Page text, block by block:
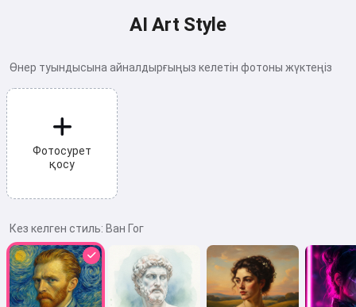
AI Art Style
Өнер туындысына айналдырғыңыз келетін фотоны жүктеңіз
Фотосурет
қосу
Кез келген стиль: Ван Гог